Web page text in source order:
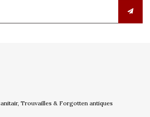
Trouvailles & Forgotten antiques